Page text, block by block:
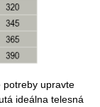
potreby upravte
ideálna telesná